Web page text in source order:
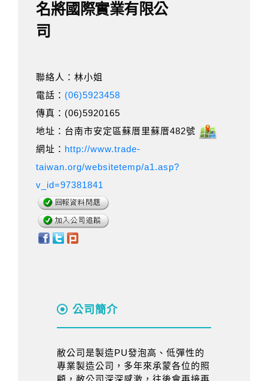
名將國際實業有限公
司
聯絡人：林小姐
電話： (06)5923458
傳真：(06)5920165
地址：台南市安定區蘇厝里蘇厝482號
網址： http://www.trade-
taiwan.org/websitetemp/a1.asp?
v_id=97381841
公司簡介
敝公司是製造PU發泡高、低彈性的
專業製造公司，多年來承蒙各位的照
顧，敝公司深深感激，往後會再接再